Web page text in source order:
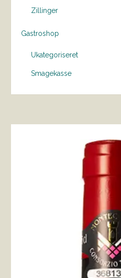
Zillinger
Gastroshop
Ukategoriseret
Smagekasse